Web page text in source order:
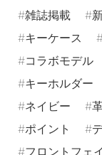
雑誌掲載
キーケース
コラボモデル
キーホルダー
ネイビー
ポイント
フロントフェ